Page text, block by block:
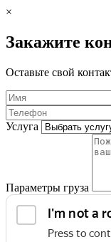
×
Закажите
Оставьте свой
Услуга
Параметры груза